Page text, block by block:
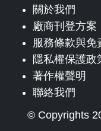
關於我們
廠商刊登方案
服務條款與免
隱私權保護政
著作權聲明
聯絡我們
© Copyrights